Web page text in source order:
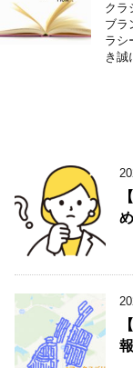
クラ
ブラ
ラシ
き誠